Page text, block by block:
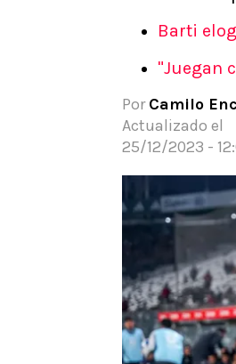
Pronósticos
Apuesta del día
Barti
"Juegan
Por Camilo
Actualizado el
25/12/2023 -